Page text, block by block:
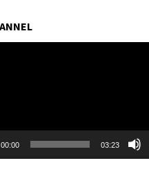
00:00 03:23